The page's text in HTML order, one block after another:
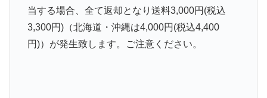
当する場合、全て返却となり送料3,000円(税込
3,300円)（北海道・沖縄は4,000円(税込4,400
円)）が発生致します。ご注意ください。